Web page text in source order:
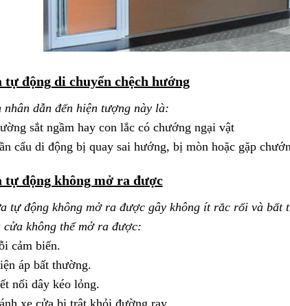
tự động di chuyển chệch hướng
nhân dẫn đến hiện tượng này là:
sắt ngầm hay con lắc có chướng ngại vật
cẩu di động bị quay sai hướng, bị mòn hoặc gặp
tự động không mở ra được
tự động không mở ra được gây không ít rắc rối và bất
cửa không thể mở ra được:
cảm biến.
áp bất thường.
nối dây kéo lỏng.